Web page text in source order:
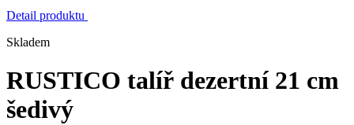
Detail produktu
Skladem
RUSTICO talíř dezertní 21 cm
šedivý